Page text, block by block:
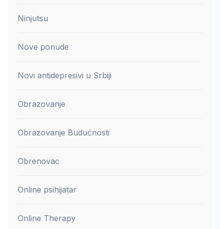
Ninjutsu
Nove ponude
Novi antidepresivi u Srbiji
Obrazovanje
Obrazovanje Budućnosti
Obrenovac
Online psihijatar
Online Therapy